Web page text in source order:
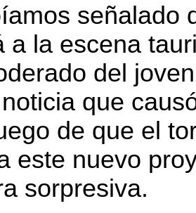
señalado
a la escena
del
que
de que el
este nuevo
sorpresiva.